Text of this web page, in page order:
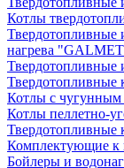
Котлы
Твердотопливные
нагрева
Котлы с чугунным
Котлы пеллетно-
Твердотопливные
Комплектующие к
Бойлеры и